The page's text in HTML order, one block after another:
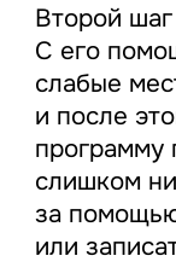
Второй
С его
слабые
и после
программу
слишком
за
или